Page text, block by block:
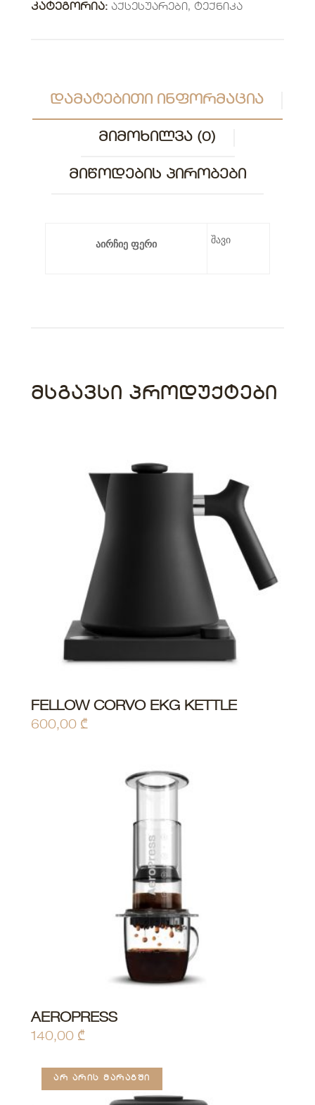
ᲙᲐᲢᲔᲒᲝᲠᲘᲐ: Აქსესუარები, Ტექნიკა
ᲓᲐᲛᲐᲢᲔᲑᲘᲗᲘ ᲘᲜᲤᲝᲠᲛᲐᲪᲘᲐ
ᲛᲘᲛᲝᲮᲘᲚᲕᲐ (0)
ᲛᲘᲬᲝᲓᲔᲑᲘᲡ ᲞᲘᲠᲝᲑᲔᲑᲘ
აირჩიე ფერი შავი
ᲛᲡᲒᲐᲕᲡᲘ ᲞᲠᲝᲓᲣᲥᲢᲔᲑᲘ
FELLOW CORVO EKG KETTLE
600,00 ₾
variants.
AEROPRESS
140,00 ₾
ᲐᲠ ᲐᲠᲘᲡ ᲛᲐᲠᲐᲒᲨᲘ